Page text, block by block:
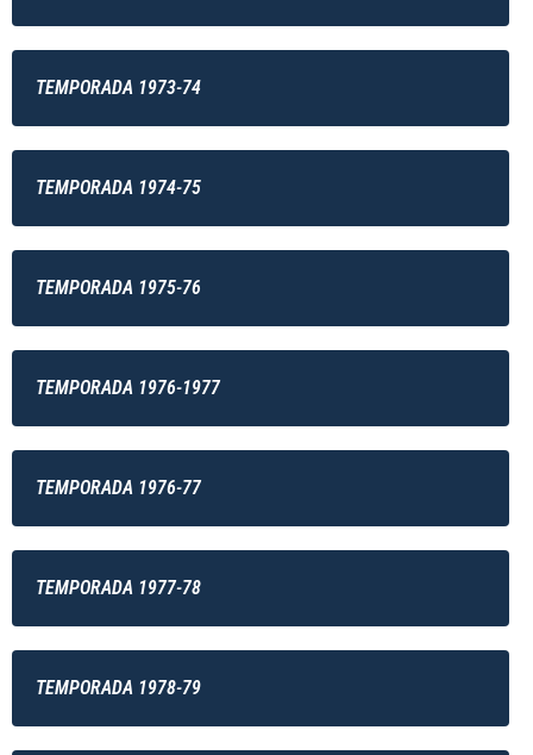
TEMPORADA 1973-74
TEMPORADA 1974-75
TEMPORADA 1975-76
TEMPORADA 1976-1977
TEMPORADA 1976-77
TEMPORADA 1977-78
TEMPORADA 1978-79